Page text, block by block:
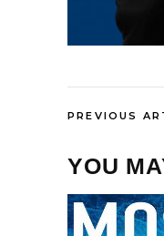
PREVIOUS
YOU